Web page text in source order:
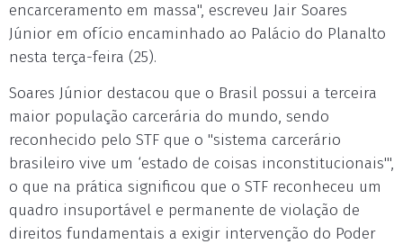
encarceramento em massa", escreveu Jair Soares
Júnior em ofício encaminhado ao Palácio do Planalto
nesta terça-feira (25).
Soares Júnior destacou que o Brasil possui a terceira
maior população carcerária do mundo, sendo
reconhecido pelo STF que o "sistema carcerário
brasileiro vive um ‘estado de coisas inconstitucionais'",
o que na prática significou que o STF reconheceu um
quadro insuportável e permanente de violação de
direitos fundamentais a exigir intervenção do Poder